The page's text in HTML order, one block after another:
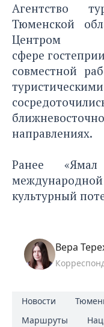
Агентство
Тюменской
Центром
сфере
совместной
направлениях.
Ранее
культурный
Вера
Новости
Маршруты